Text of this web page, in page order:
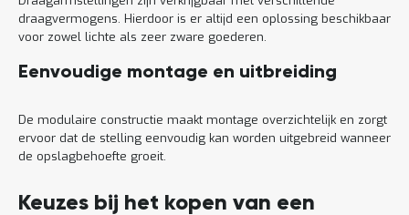
draagvermogens. Hierdoor is er altijd een oplossing beschikbaar
voor zowel lichte als zeer zware goederen.
Eenvoudige montage en uitbreiding
De modulaire constructie maakt montage overzichtelijk en zorgt
ervoor dat de stelling eenvoudig kan worden uitgebreid wanneer
de opslagbehoefte groeit.
Keuzes bij het kopen van een